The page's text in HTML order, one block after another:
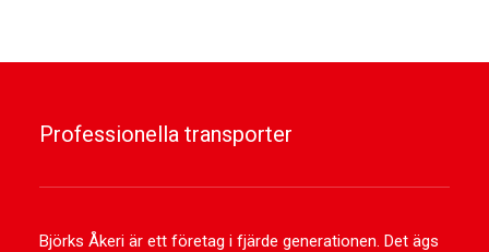
Professionella transporter
Björks Åkeri är ett företag i fjärde generationen. Det ägs